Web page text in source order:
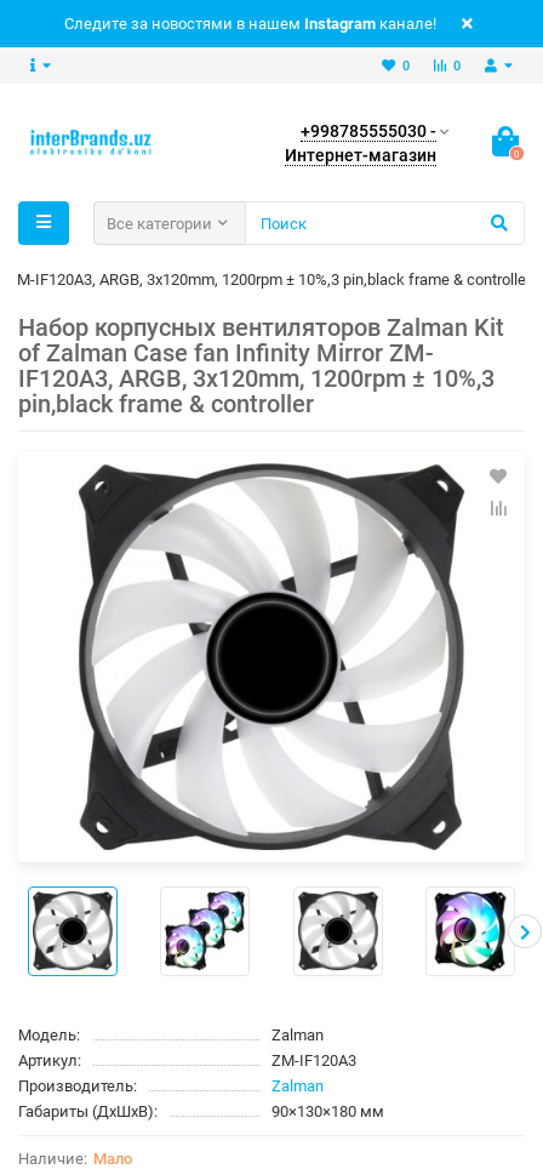
Следите за новостями в нашем Instagram канале!
0
0
+998785555030 -
Интернет-магазин
0
Все категории
IF120A3, ARGB, 3x120mm, 1200rpm ± 10%,3 pin,black frame & controller
Набор корпусных вентиляторов Zalman Kit
of Zalman Case fan Infinity Mirror ZM-
IF120A3, ARGB, 3x120mm, 1200rpm ± 10%,3
pin,black frame & controller
Модель:
Zalman
Артикул:
ZM-IF120A3
Производитель:
Zalman
Габариты (ДхШхВ):
90×130×180 мм
Мало